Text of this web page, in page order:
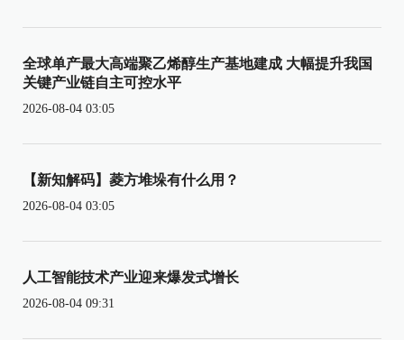
全球单产最大高端聚乙烯醇生产基地建成 大幅提升我国
关键产业链自主可控水平
2026-08-04 03:05
【新知解码】菱方堆垛有什么用？
2026-08-04 03:05
人工智能技术产业迎来爆发式增长
2026-08-04 09:31